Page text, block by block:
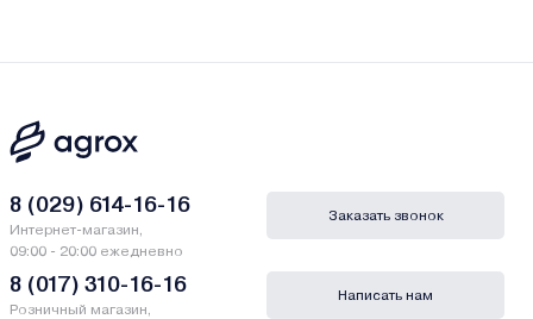
8 (029) 614-16-16
Интернет-магазин,
09:00 - 20:00 ежедневно
8 (017) 310-16-16
Розничный магазин,
Заказать звонок
Написать нам